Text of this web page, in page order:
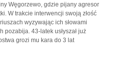
Węgorzewo, gdzie pijany agresor
W trakcie interwencji swoją złość
wyzywając ich słowami
pozabija. 43-latek usłyszał już
grozi mu kara do 3 lat